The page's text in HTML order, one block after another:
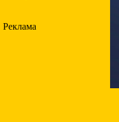
Реклама